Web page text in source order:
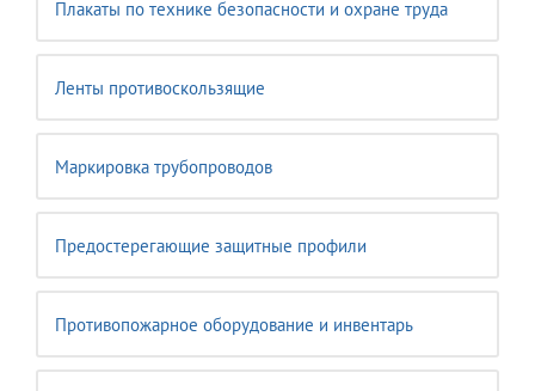
Плакаты по технике безопасности и охране труда
Ленты противоскользящие
Маркировка трубопроводов
Предостерегающие защитные профили
Противопожарное оборудование и инвентарь